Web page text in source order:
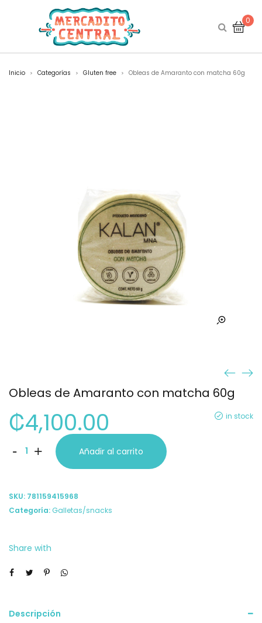
0
Inicio > Categorías > Gluten free > Obleas de Amaranto con matcha 60g
Obleas de Amaranto con matcha 60g
in stock
₡4,100.00
-
con
60g
+ Añadir al carrito
SKU: 781159415968
Categoría: Galletas/snacks
Share with
Descripción